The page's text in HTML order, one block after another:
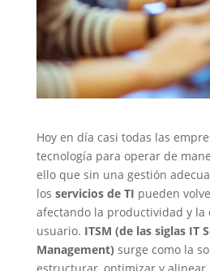
Hoy en día casi todas las
tecnología para operar de
ello que sin una gestión
los servicios de TI pueden
afectando la productividad y la
usuario. ITSM (de las siglas IT
Management) surge como la